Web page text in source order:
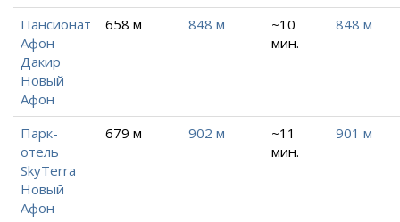
Пансионат
Афон
Дакир
Новый
Афон
658 м 848 м
~10
мин.
848 м
Парк-
отель
SkyTerra
Новый
Афон
679 м 902 м
~11
мин.
901 м